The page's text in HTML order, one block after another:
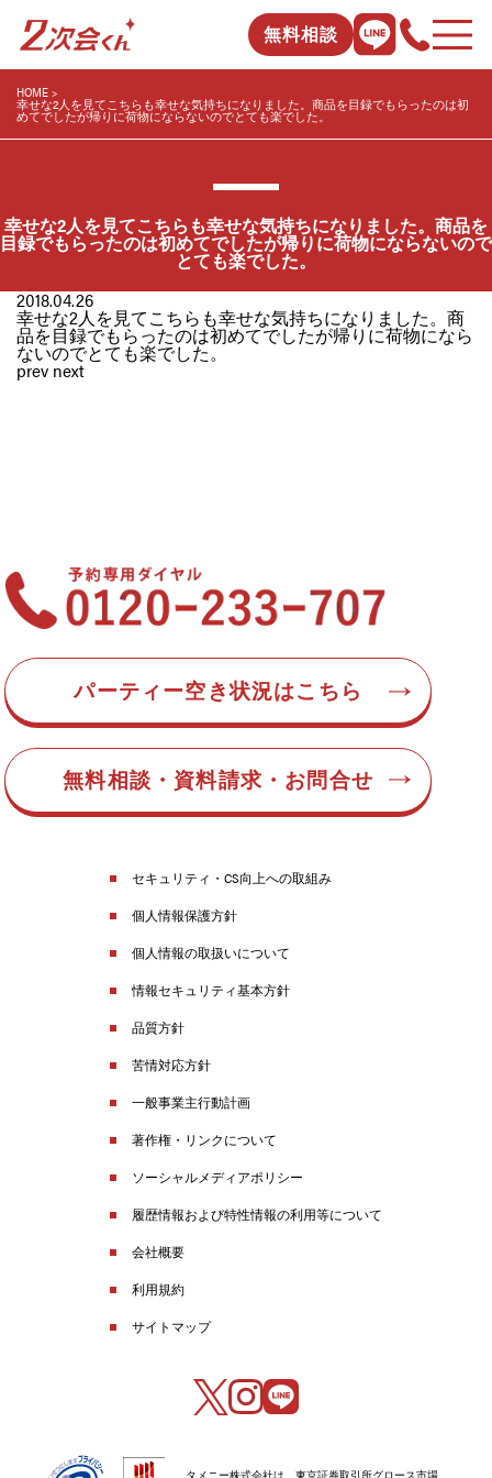
無料相談
HOME
幸せな2人を見てこちらも幸せな気持ちになりました。商品を目録でもらったのは初
めてでしたが帰りに荷物にならないのでとても楽でした。
幸せな2人を見てこちらも幸せな気持ちになりました。商品を
目録でもらったのは初めてでしたが帰りに荷物にならないので
とても楽でした。
2018.04.26
幸せな2人を見てこちらも幸せな気持ちになりました。商
品を目録でもらったのは初めてでしたが帰りに荷物になら
ないのでとても楽でした。
prev next
パーティー空き状況はこちら
無料相談・資料請求・お問合せ
セキュリティ・CS向上への取組み
個人情報保護方針
個人情報の取扱いについて
情報セキュリティ基本方針
品質方針
苦情対応方針
一般事業主行動計画
著作権・リンクについて
ソーシャルメディアポリシー
履歴情報および特性情報の利用等について
会社概要
利用規約
サイトマップ
タメニー株式会社は、東京証券取引所グロース市場